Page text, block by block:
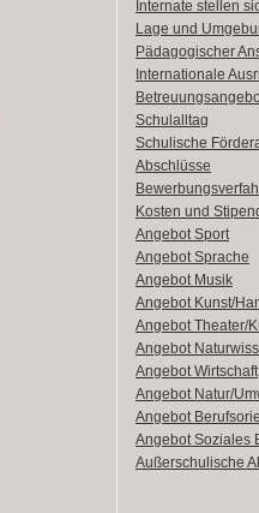
Internate stellen
Lage und
Pädagogischer
Internationale
Schulalltag
Schulische
Abschlüsse
Kosten und
Angebot Sport
Angebot Sprache
Angebot Musik
Angebot Kunst/
Angebot Theater/
Angebot
Angebot Wirtschaft
Angebot Natur/
Angebot
Angebot Soziales
Außerschulische